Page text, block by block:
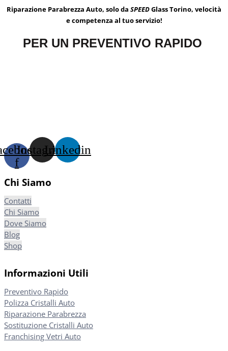
Riparazione Parabrezza Auto, solo da SPEEDGlass Torino, velocità
e competenza al tuo servizio!
PER UN PREVENTIVO RAPIDO
f
InstagramLinkedin
Chi Siamo
Contatti
Chi Siamo
Dove Siamo
Blog
Shop
Informazioni Utili
Preventivo Rapido
Polizza Cristalli Auto
Riparazione Parabrezza
Sostituzione Cristalli Auto
Franchising Vetri Auto